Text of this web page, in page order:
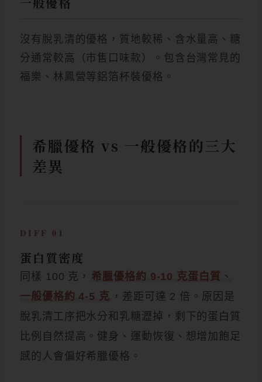
沒有脫乳清的優格，質地較稀、含水量高、糖
分通常較高（市售口味款）。包含台灣常見的
福樂、林鳳營等鋁箔杯裝優格。
希臘優格 vs 一般優格的三大
差異
DIFF 01
蛋白質密度
同樣 100 克， 希臘優格約 9-10 克蛋白質、
一般優格約 4-5 克 ，差距可達 2 倍。原因是
脫乳清工序把水分和乳糖瀝掉，剩下的蛋白質
比例自然提高。健身、運動恢復、想增加飽足
感的人會偏好希臘優格。